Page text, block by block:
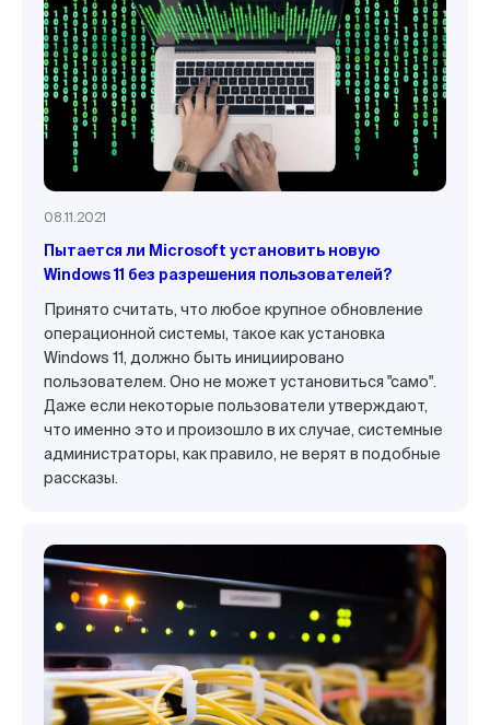
08.11.2021
Пытается ли Microsoft установить новую
Windows 11 без разрешения пользователей?
Принято считать, что любое крупное обновление
операционной системы, такое как установка
Windows 11, должно быть инициировано
пользователем. Оно не может установиться "само".
Даже если некоторые пользователи утверждают,
что именно это и произошло в их случае, системные
администраторы, как правило, не верят в подобные
рассказы.